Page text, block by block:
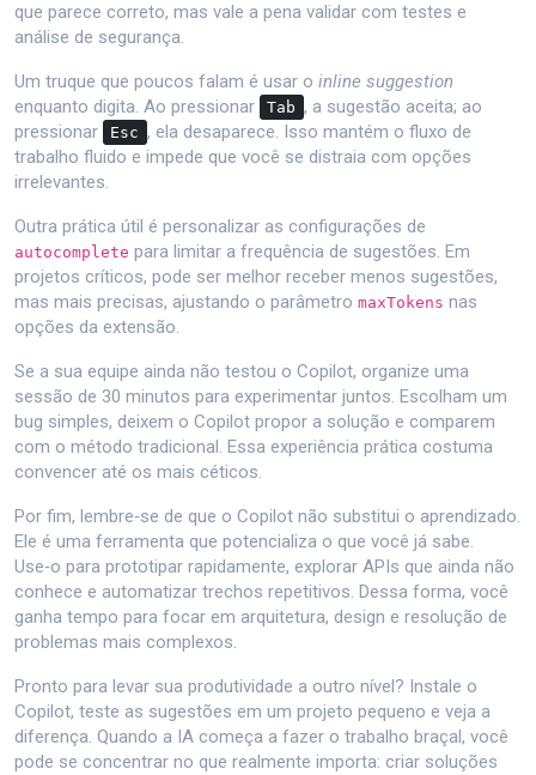
que parece correto, mas vale a pena validar com testes e
análise de segurança.
Um truque que poucos falam é usar o inline suggestion
enquanto digita. Ao pressionar
Tab , a sugestão aceita; ao
pressionar
Esc , ela desaparece. Isso mantém o fluxo de
trabalho fluido e impede que você se distraia com opções
irrelevantes.
Outra prática útil é personalizar as configurações de
autocomplete para limitar a frequência de sugestões. Em
projetos críticos, pode ser melhor receber menos sugestões,
mas mais precisas, ajustando o parâmetro maxTokens nas
opções da extensão.
Se a sua equipe ainda não testou o Copilot, organize uma
sessão de 30 minutos para experimentar juntos. Escolham um
bug simples, deixem o Copilot propor a solução e comparem
com o método tradicional. Essa experiência prática costuma
convencer até os mais céticos.
Por fim, lembre‑se de que o Copilot não substitui o aprendizado.
Ele é uma ferramenta que potencializa o que você já sabe.
Use‑o para prototipar rapidamente, explorar APIs que ainda não
conhece e automatizar trechos repetitivos. Dessa forma, você
ganha tempo para focar em arquitetura, design e resolução de
problemas mais complexos.
Pronto para levar sua produtividade a outro nível? Instale o
Copilot, teste as sugestões em um projeto pequeno e veja a
diferença. Quando a IA começa a fazer o trabalho braçal, você
pode se concentrar no que realmente importa: criar soluções